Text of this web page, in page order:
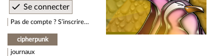
Pas de compte ? S’inscrire…
cipherpunk
journaux